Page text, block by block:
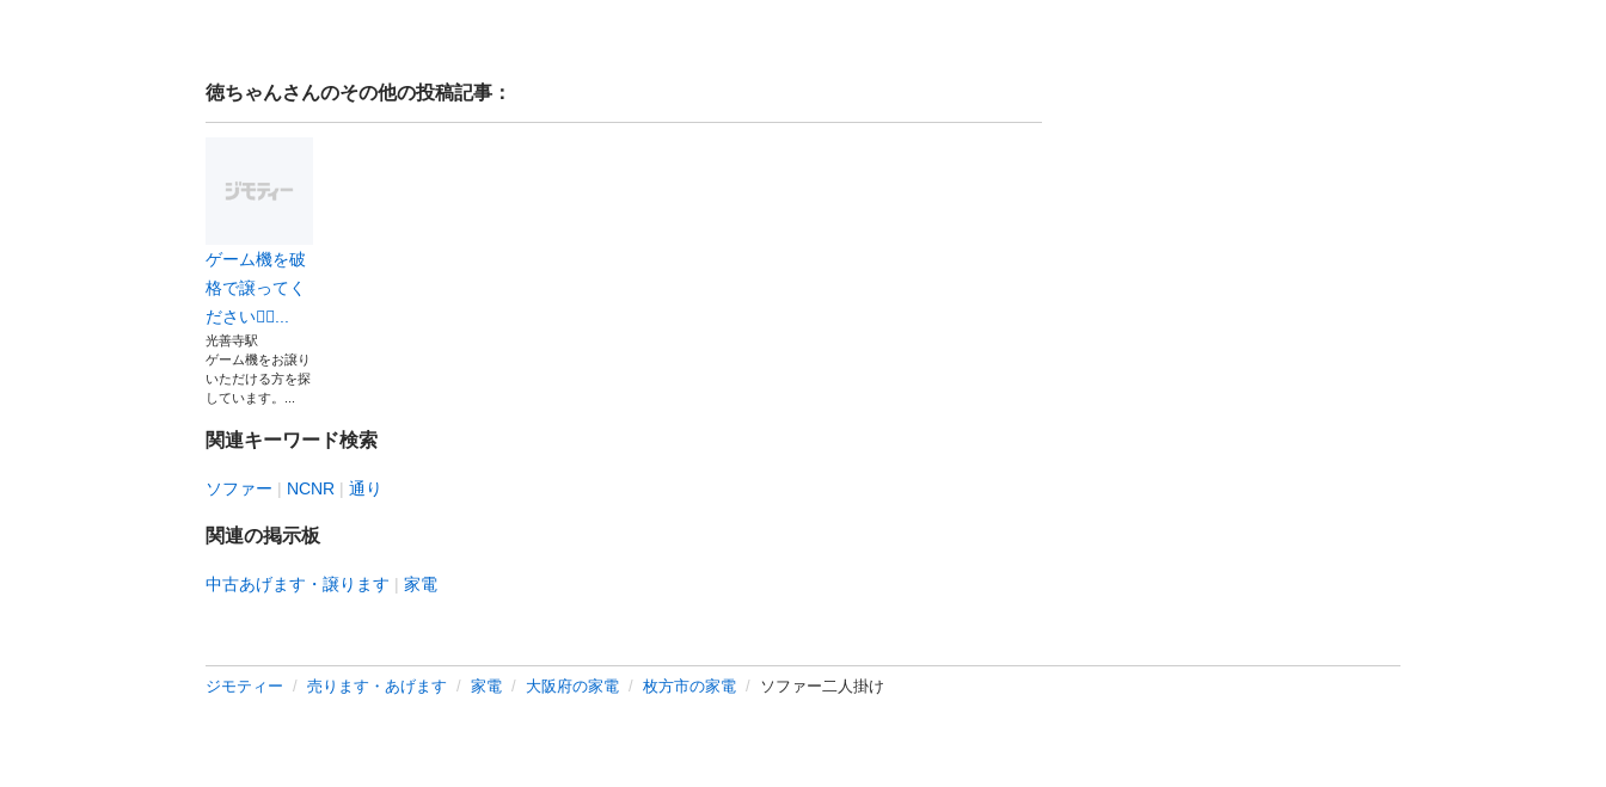
徳ちゃんさんのその他の投稿記事：
ゲーム機を破
格で譲ってく
ださい🙇‍♂...
光善寺駅
ゲーム機をお譲り
いただける方を探
しています。...
関連キーワード検索
ソファー NCNR 通り
関連の掲示板
中古あげます・譲ります 家電
ジモティー 売ります・あげます 家電 大阪府の家電 枚方市の家電 ソファー二人掛け